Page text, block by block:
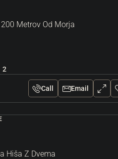
Metrov Od Morja
2
Call Email
Hiša Z Dvema